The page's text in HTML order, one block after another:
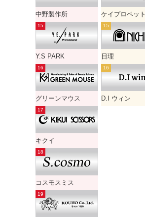
中野製作所
Y.S PARK
グリーンマウス
キクイ
コスモスミス
ケイプロペット
日理
D.I ウィン